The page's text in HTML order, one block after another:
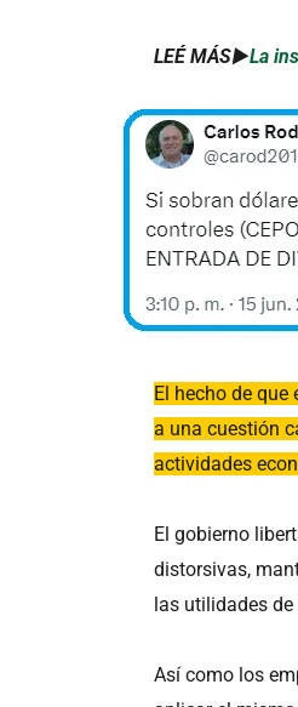
LEÉ MÁS►La
El hecho de
a una cuestión
actividades
El gobierno
distorsivas,
las utilidades
Así como los